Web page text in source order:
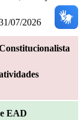
07/2026
EAD